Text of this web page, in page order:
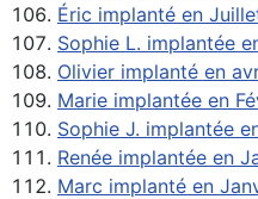
Éric implanté en
Sophie L. implantée
Olivier implanté en
Marie implantée en
Sophie J. implantée
Renée implantée en
Marc implanté en